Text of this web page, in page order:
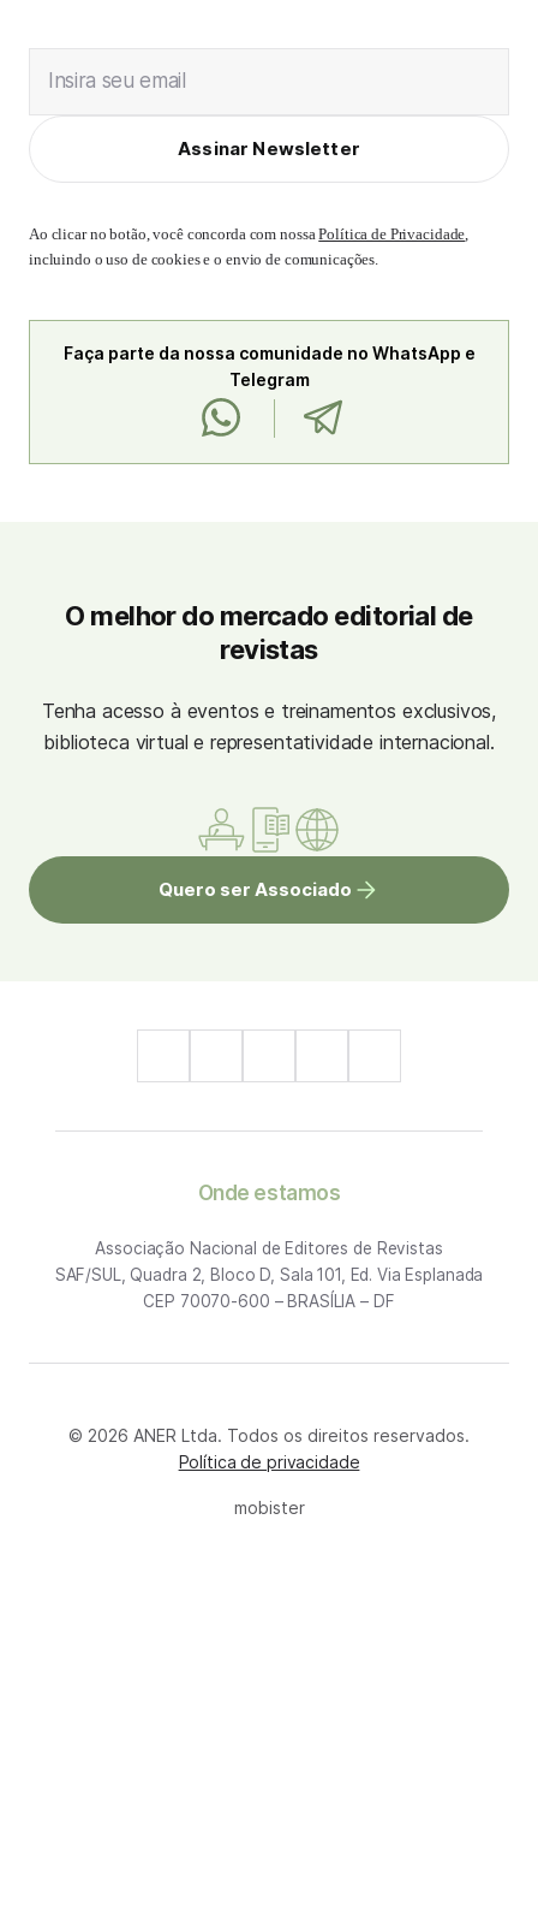
Insira seu email
Assinar Newsletter
Ao clicar no botão, você concorda com nossaPolítica de Privacidade,
incluindo o uso de cookies e o envio de comunicações.
Faça parte da nossa comunidade no WhatsApp e
Telegram
O melhor do mercado editorial de
revistas
Tenha acesso à eventos e treinamentos exclusivos,
biblioteca virtual e representatividade internacional.
Quero ser Associado
Onde estamos
Associação Nacional de Editores de Revistas
SAF/SUL, Quadra 2, Bloco D, Sala 101, Ed. Via Esplanada
CEP 70070-600 – BRASÍLIA – DF
© 2026 ANER Ltda. Todos os direitos reservados.
Política de privacidade
mobister